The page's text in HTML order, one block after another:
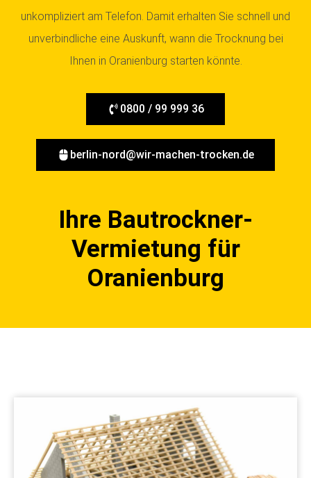
unkompliziert am Telefon. Damit erhalten Sie schnell und
unverbindliche eine Auskunft, wann die Trocknung bei
Ihnen in Oranienburg starten könnte.
0800 / 99 999 36
berlin-nord@wir-machen-trocken.de
Ihre Bautrockner-
Vermietung für
Oranienburg